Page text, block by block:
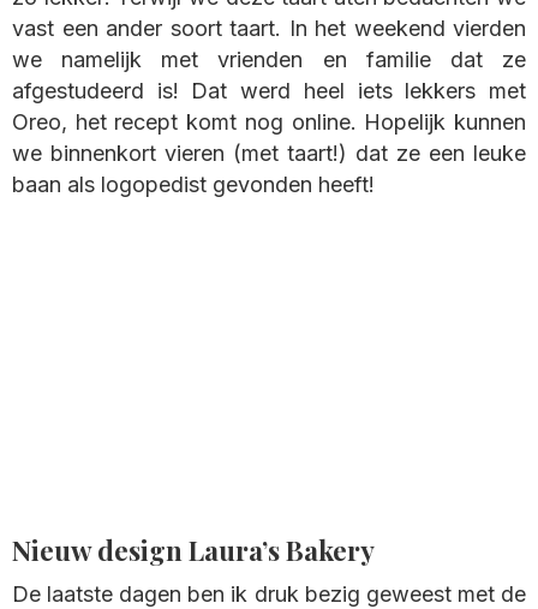
vast een ander soort taart. In het weekend vierden
we namelijk met vrienden en familie dat ze
afgestudeerd is! Dat werd heel iets lekkers met
Oreo, het recept komt nog online. Hopelijk kunnen
we binnenkort vieren (met taart!) dat ze een leuke
baan als logopedist gevonden heeft!
Nieuw design Laura’s Bakery
De laatste dagen ben ik druk bezig geweest met de